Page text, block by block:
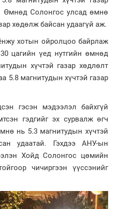
Өмнөд Солонгос улсад өмнө
хөдөлж байсан удаагүй аж.
хотын ойролцоо байрлаж
цагийн үед нутгийн өмнөд
хүчтэй газар хөдлөлт
5.8 магнитудын хүчтэй газар
гэсэн мэдээлэл байхгүй
гэдгийг эх сурвалж өгч
нь 5.3 магнитудын хүчтэй
удаатай. Гэхдээ АНУ-ын
Хойд Солонгос цөмийн
чичиргээн үүссэнийг